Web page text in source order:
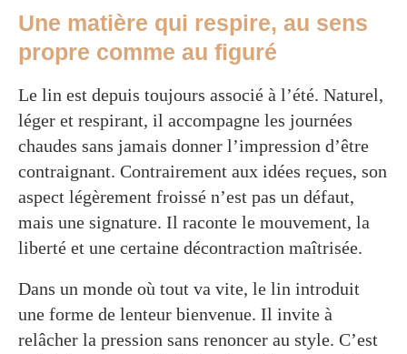
Une matière qui respire, au sens
propre comme au figuré
Le lin est depuis toujours associé à l’été. Naturel,
léger et respirant, il accompagne les journées
chaudes sans jamais donner l’impression d’être
contraignant. Contrairement aux idées reçues, son
aspect légèrement froissé n’est pas un défaut,
mais une signature. Il raconte le mouvement, la
liberté et une certaine décontraction maîtrisée.
Dans un monde où tout va vite, le lin introduit
une forme de lenteur bienvenue. Il invite à
relâcher la pression sans renoncer au style. C’est